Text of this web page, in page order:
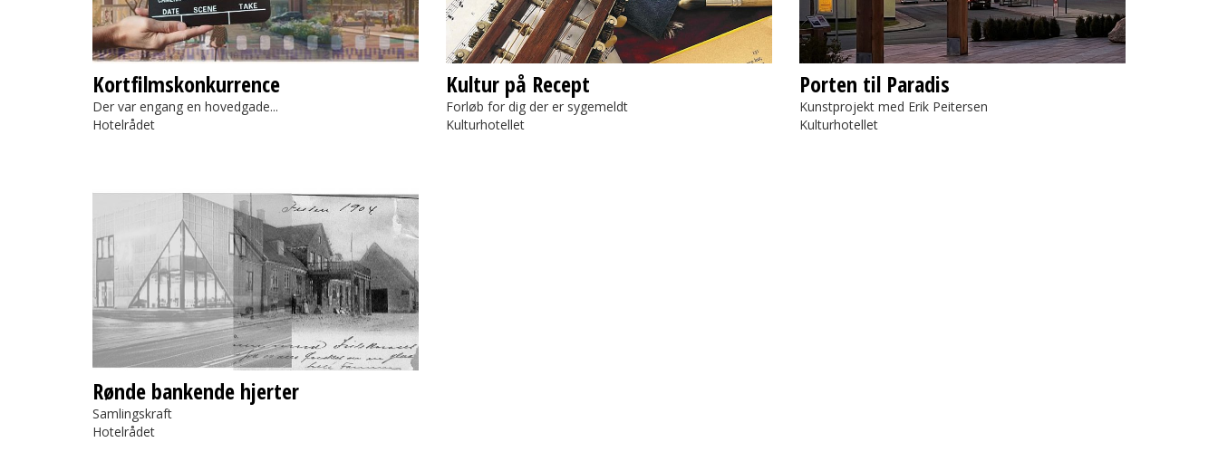
Kortfilmskonkurrence
Der var engang en hovedgade...
Hotelrådet
Kultur på Recept
Forløb for dig der er sygemeldt
Kulturhotellet
Porten til Paradis
Kunstprojekt med Erik Peitersen
Kulturhotellet
Rønde bankende hjerter
Rønde bankende hjerter
Samlingskraft
Hotelrådet